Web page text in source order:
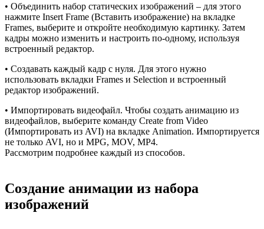
• Объединить набор статических изображений – для этого
нажмите Insert Frame (Вставить изображение) на вкладке
Frames, выберите и откройте необходимую картинку. Затем
кадры можно изменить и настроить по-одному, используя
встроенный редактор.
• Создавать каждый кадр с нуля. Для этого нужно
использовать вкладки Frames и Selection и встроенный
редактор изображений.
• Импортировать видеофайл. Чтобы создать анимацию из
видеофайлов, выберите команду Create from Video
(Импортировать из AVI) на вкладке Animation. Импортируется
не только AVI, но и MPG, MOV, MP4.
Рассмотрим подробнее каждый из способов.
Создание анимации из набора
изображений